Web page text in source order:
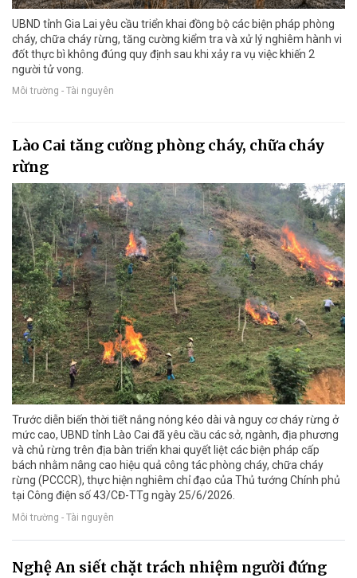
UBND tỉnh Gia Lai yêu cầu triển khai đồng bộ các biện pháp phòng
cháy, chữa cháy rừng, tăng cường kiểm tra và xử lý nghiêm hành vi
đốt thực bì không đúng quy định sau khi xảy ra vụ việc khiến 2
người tử vong.
Môi trường - Tài nguyên
Lào Cai tăng cường phòng cháy, chữa cháy
rừng
Trước diễn biến thời tiết nắng nóng kéo dài và nguy cơ cháy rừng ở
mức cao, UBND tỉnh Lào Cai đã yêu cầu các sở, ngành, địa phương
và chủ rừng trên địa bàn triển khai quyết liệt các biện pháp cấp
bách nhằm nâng cao hiệu quả công tác phòng cháy, chữa cháy
rừng (PCCCR), thực hiện nghiêm chỉ đạo của Thủ tướng Chính phủ
tại Công điện số 43/CĐ-TTg ngày 25/6/2026.
Môi trường - Tài nguyên
Nghệ An siết chặt trách nhiệm người đứng